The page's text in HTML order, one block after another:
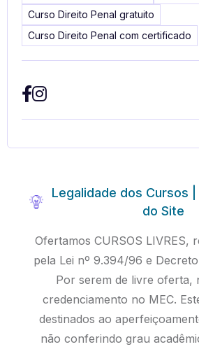
Legalidade dos Cursos
do Site
Ofertamos CURSOS LIVRES,
pela Lei nº 9.394/96 e
Por serem de livre oferta,
credenciamento no MEC.
destinados ao
não conferindo grau
Curso Direito Penal gratuito
Curso Direito Penal com certificado